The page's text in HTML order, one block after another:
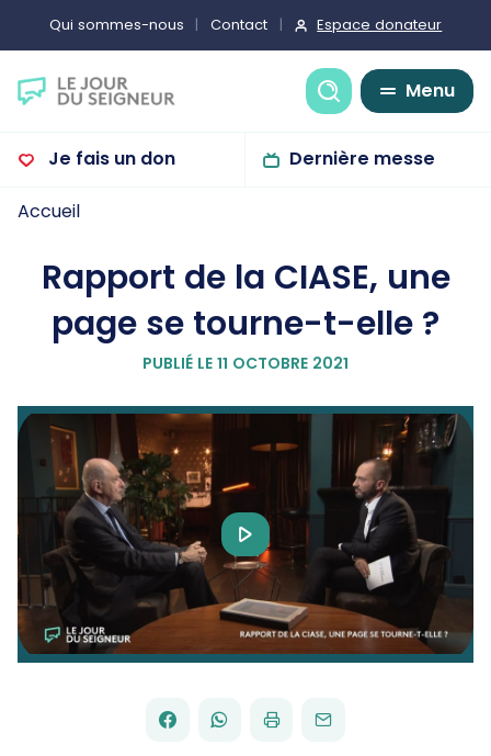
Qui sommes-nous Contact Espace donateur
Recherche
Menu
Je fais un don Dernière messe
Accueil
Rapport de la CIASE, une
page se tourne-t-elle ?
PUBLIÉ LE 11 OCTOBRE 2021
Play
Video
PARTAGER
FACEBOOK
PARTAGER
WHATSAPP
IMPRIMERENVOYER
PAR
EMAIL